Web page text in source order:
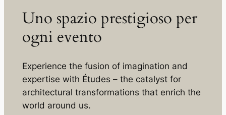
Uno spazio prestigioso per
ogni evento
Experience the fusion of imagination and
expertise with Études – the catalyst for
architectural transformations that enrich the
world around us.